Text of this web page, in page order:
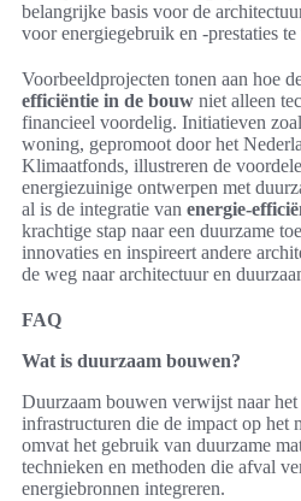
belangrijke basis voor de
voor energiegebruik en -prestaties
Voorbeeldprojecten tonen aan hoe
efficiëntie in de bouw niet alleen
financieel voordelig. Initiatieven
woning, gepromoot door het
Klimaatfonds, illustreren de
energiezuinige ontwerpen met
al is de integratie van energie-
krachtige stap naar een duurzame
innovaties en inspireert andere
de weg naar architectuur en
FAQ
Wat is duurzaam bouwen?
Duurzaam bouwen verwijst naar
infrastructuren die de impact op het
omvat het gebruik van duurzame
technieken en methoden die afval
energiebronnen integreren.